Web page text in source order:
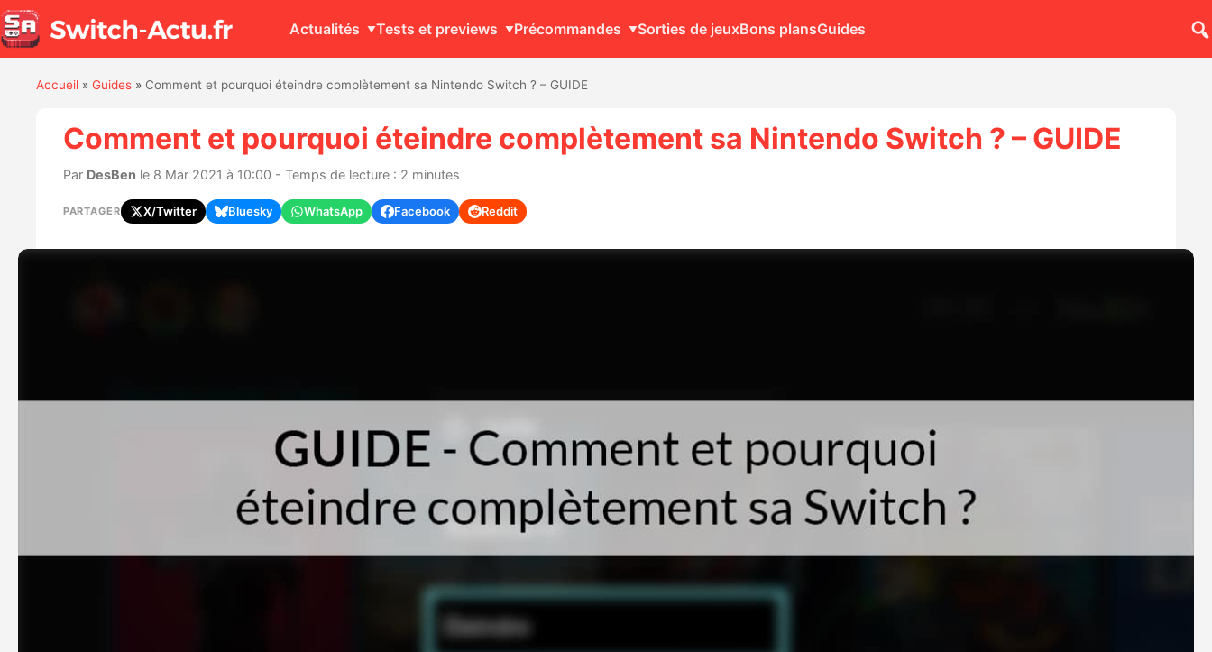
Actualités Tests et previews Précommandes Sorties de jeuxBons plansGuides
Accueil» Guides» Comment et pourquoi éteindre complètement sa Nintendo Switch ? – GUIDE
Comment et pourquoi éteindre complètement sa Nintendo Switch ? – GUIDE
Par DesBen le 8 Mar 2021 à 10:00 - Temps de lecture : 2 minutes
PARTAGER X/Twitter Bluesky WhatsApp Facebook Reddit